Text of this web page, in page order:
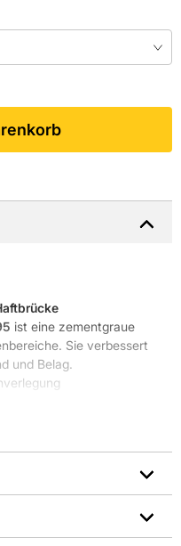
ist eine zementgraue
Sie verbessert
und Belag.
Verbund
und Neuauftrag.
sorgt für eine